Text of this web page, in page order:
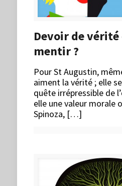
Devoir de
mentir ?
Pour St Augustin,
aiment la vérité ; elle
quête irrépressible de
elle une valeur morale
Spinoza, […]